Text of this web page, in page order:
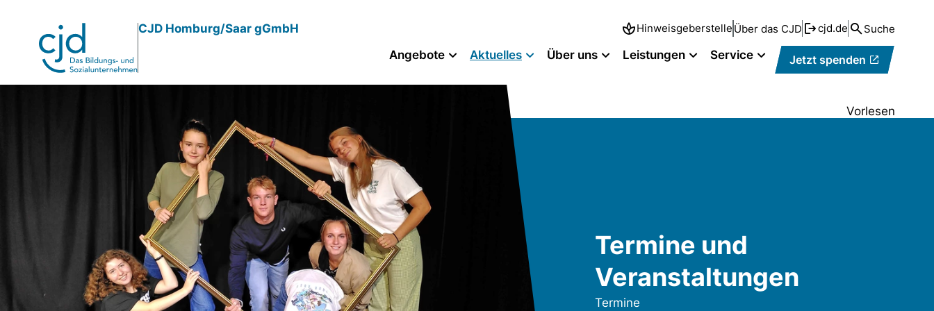
CJD Homburg/Saar gGmbH Hinweisgeberstelle Über das CJD cjd.de Suche
Jetzt spenden
Angebote Aktuelles Über uns Leistungen Service
Vorlesen
Termine und
Veranstaltungen
Termine